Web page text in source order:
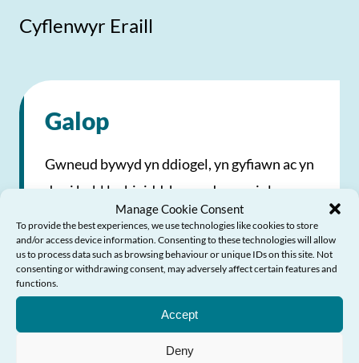
Manage Cookie Consent
To provide the best experiences, we use technologies like cookies to store
and/or access device information. Consenting to these technologies will allow
us to process data such as browsing behaviour or unique IDs on this site. Not
consenting or withdrawing consent, may adversely affect certain features and
functions.
Accept
Deny Angen Help?
Cyflenwyr Eraill
Galop
Gwneud bywyd yn ddiogel, yn gyfiawn ac yn
deg i bobl lesbiaidd, hoyw, deurywiol a
0800 999 5428
Anfon E-bost
Ymweld â’r Wefan